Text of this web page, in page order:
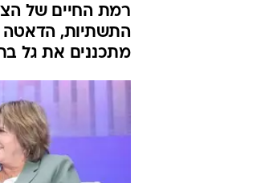
רמת החיים של
התשתיות, הדאטה
מתכננים את גל